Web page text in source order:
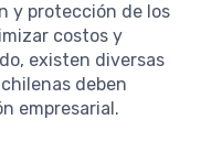
y protección de los
costos y
existen diversas
deben
empresarial.